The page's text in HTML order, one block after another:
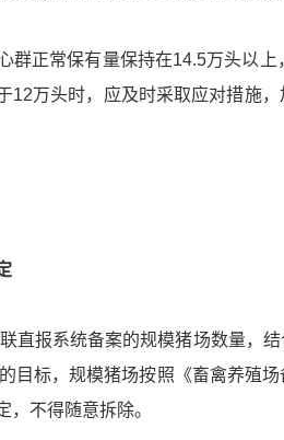
群正常保有量保持在14.5万头以
12万头时，应及时采取应对措施
直报系统备案的规模猪场数量，
目标，规模猪场按照《畜禽养殖场
不得随意拆除。